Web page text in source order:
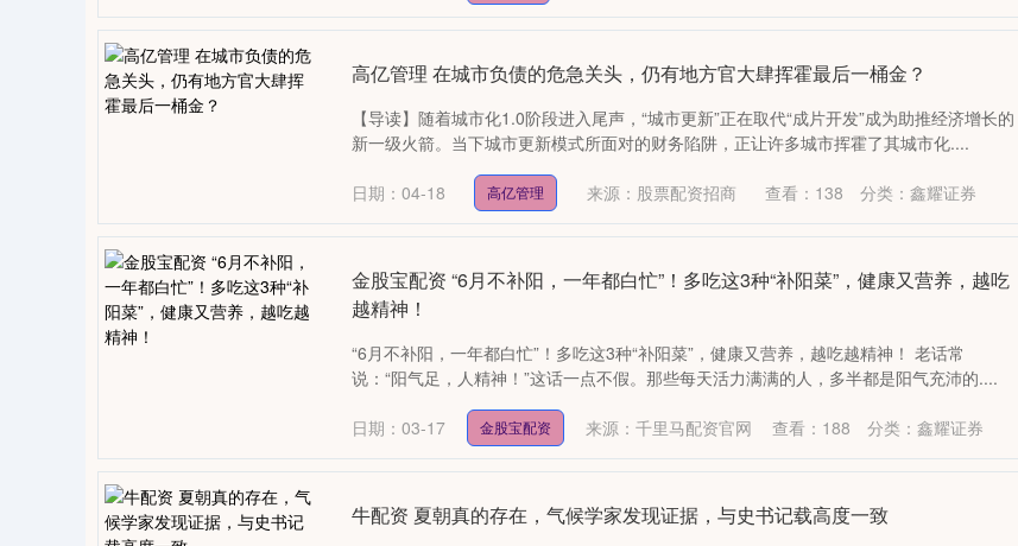
高亿管理 在城市负债的危急关头，仍有地方官大肆挥霍最后一桶金？
【导读】随着城市化1.0阶段进入尾声，“城市更新”正在取代“成片开发”成为助推经济增长的
新一级火箭。当下城市更新模式所面对的财务陷阱，正让许多城市挥霍了其城市化....
日期：04-18 高亿管理 来源：股票配资招商 查看： 138 分类： 鑫耀证券
金股宝配资 “6月不补阳，一年都白忙”！多吃这3种“补阳菜”，健康又营养，越吃
越精神！
“6月不补阳，一年都白忙”！多吃这3种“补阳菜”，健康又营养，越吃越精神！ 老话常
说：“阳气足，人精神！”这话一点不假。那些每天活力满满的人，多半都是阳气充沛的....
日期：03-17 金股宝配资 来源：千里马配资官网 查看： 188 分类：鑫耀证券
牛配资 夏朝真的存在，气候学家发现证据，与史书记载高度一致